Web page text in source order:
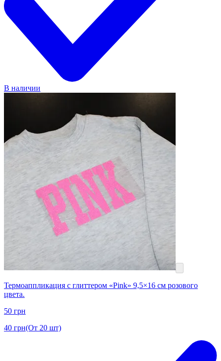
В наличии
Термоаппликация с глиттером «Pink» 9,5×16 см розового
цвета.
50 грн
40 грн(От 20 шт)